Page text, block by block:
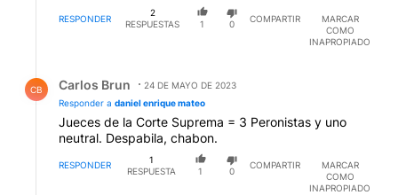
RESPONDER
2
RESPUESTAS
1 0
COMPARTIR
MARCAR
COMO
INAPROPIADO
CB Carlos Brun
24 DE MAYO DE 2023
Responder a daniel enrique mateo
Jueces de la Corte Suprema = 3 Peronistas y uno
neutral. Despabila, chabon.
RESPONDER
1
RESPUESTA
1 0
COMPARTIR
MARCAR
COMO
INAPROPIADO